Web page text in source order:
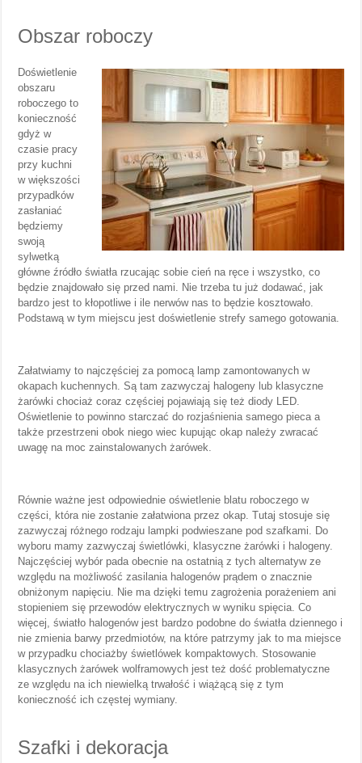
Obszar roboczy
Doświetlenie
obszaru
roboczego to
konieczność
gdyż w
czasie pracy
przy kuchni
w większości
przypadków
zasłaniać
będziemy
swoją
sylwetką
główne źródło światła rzucając sobie cień na ręce i wszystko, co
będzie znajdowało się przed nami. Nie trzeba tu już dodawać, jak
bardzo jest to kłopotliwe i ile nerwów nas to będzie kosztowało.
Podstawą w tym miejscu jest doświetlenie strefy samego gotowania.
Załatwiamy to najczęściej za pomocą lamp zamontowanych w
okapach kuchennych. Są tam zazwyczaj halogeny lub klasyczne
żarówki chociaż coraz częściej pojawiają się też diody LED.
Oświetlenie to powinno starczać do rozjaśnienia samego pieca a
także przestrzeni obok niego wiec kupując okap należy zwracać
uwagę na moc zainstalowanych żarówek.
Równie ważne jest odpowiednie oświetlenie blatu roboczego w
części, która nie zostanie załatwiona przez okap. Tutaj stosuje się
zazwyczaj różnego rodzaju lampki podwieszane pod szafkami. Do
wyboru mamy zazwyczaj świetlówki, klasyczne żarówki i halogeny.
Najczęściej wybór pada obecnie na ostatnią z tych alternatyw ze
względu na możliwość zasilania halogenów prądem o znacznie
obniżonym napięciu. Nie ma dzięki temu zagrożenia porażeniem ani
stopieniem się przewodów elektrycznych w wyniku spięcia. Co
więcej, światło halogenów jest bardzo podobne do światła dziennego i
nie zmienia barwy przedmiotów, na które patrzymy jak to ma miejsce
w przypadku chociażby świetlówek kompaktowych. Stosowanie
klasycznych żarówek wolframowych jest też dość problematyczne
ze względu na ich niewielką trwałość i wiążącą się z tym
konieczność ich częstej wymiany.
Szafki i dekoracja